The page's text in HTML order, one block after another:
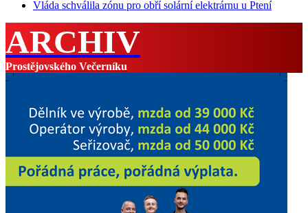
Vláda schválila zónu pro obří solární elektrárnu u Ptení
ARCHIV
Prostějovského Večerníku